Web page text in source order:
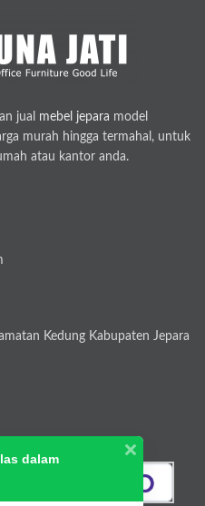
jual mebel jepara model
murah hingga termahal, untuk
atau kantor anda.
Kedung Kabupaten Jepara
dalam